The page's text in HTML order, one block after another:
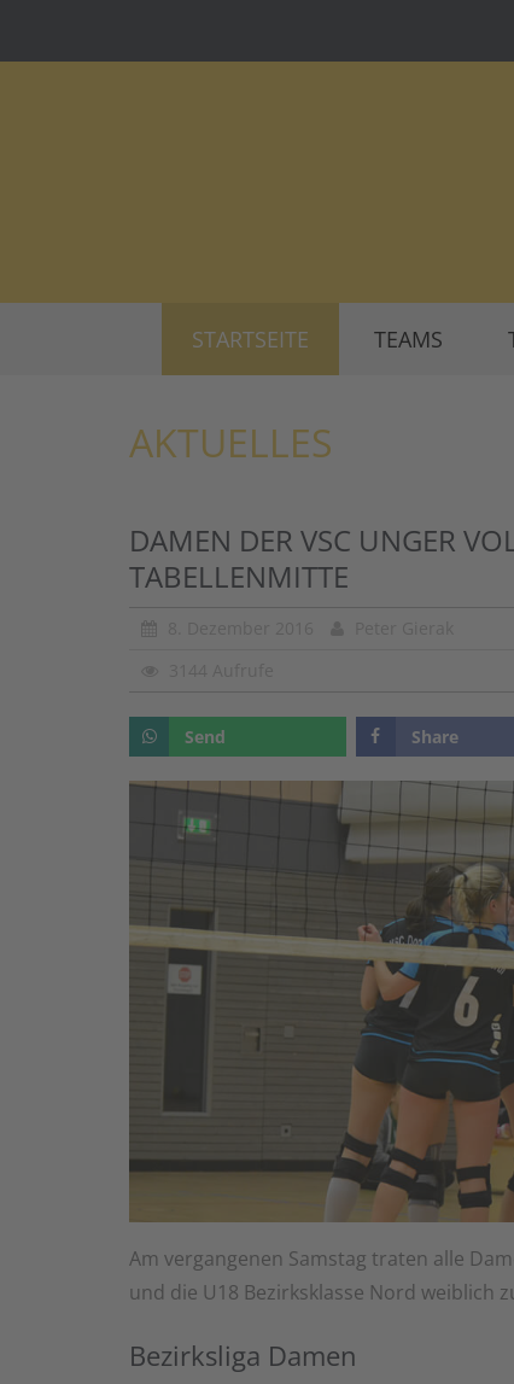
STARTSEITE TEAMS
AKTUELLES
DAMEN DER VSC UNGER
TABELLENMITTE
Send Share
Am vergangenen Samstag traten alle
und die U18 Bezirksklasse Nord weiblich
Bezirksliga Damen